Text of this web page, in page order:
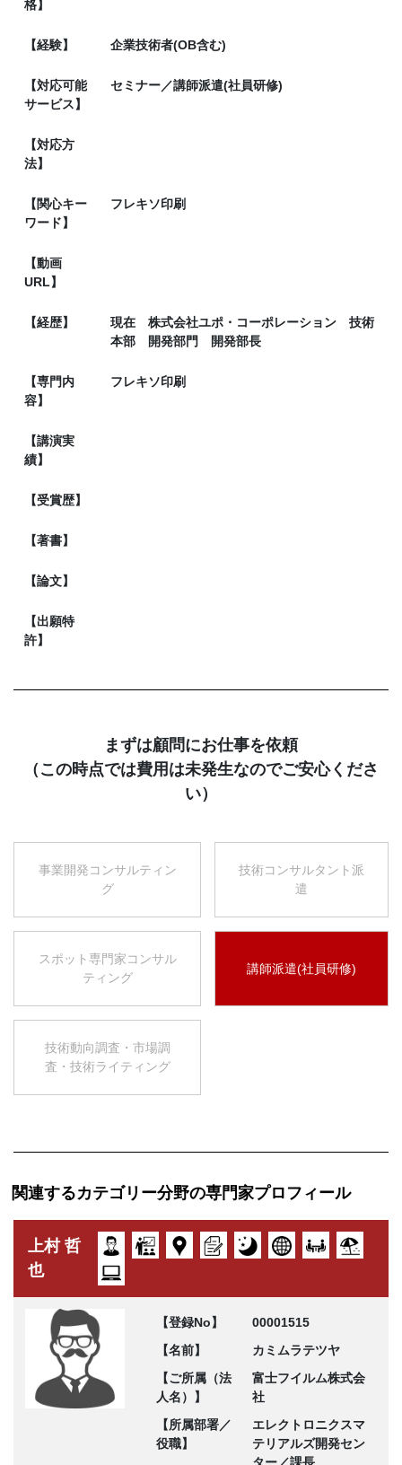
格】
【経験】 企業技術者(OB含む)
【対応可能
サービス】
セミナー／講師派遣(社員研修)
【対応方
法】
【関心キー
ワード】
フレキソ印刷
【動画
URL】
【経歴】
現在 株式会社ユポ・コーポレーション 技術
本部 開発部門 開発部長
【専門内
容】
フレキソ印刷
【講演実
績】
【受賞歴】
【著書】
【論文】
【出願特
許】
まずは顧問にお仕事を依頼
（この時点では費用は未発生なのでご安心くださ
い）
事業開発コンサルティン
グ
技術コンサルタント派
遣
スポット専門家コンサル
ティング
講師派遣(社員研修)
技術動向調査・市場調
査・技術ライティング
関連するカテゴリー分野の専門家プロフィール
上村 哲
也
【登録No】
00001515
【名前】
カミムラテツヤ
【ご所属（法
人名）】
富士フイルム株式会
社
【所属部署／
役職】
エレクトロニクスマ
テリアルズ開発セン
ター／課長